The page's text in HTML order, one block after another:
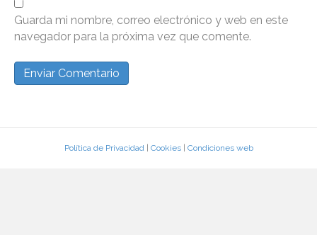
Guarda mi nombre, correo electrónico y web en este
navegador para la próxima vez que comente.
Política de Privacidad| Cookies| Condiciones web